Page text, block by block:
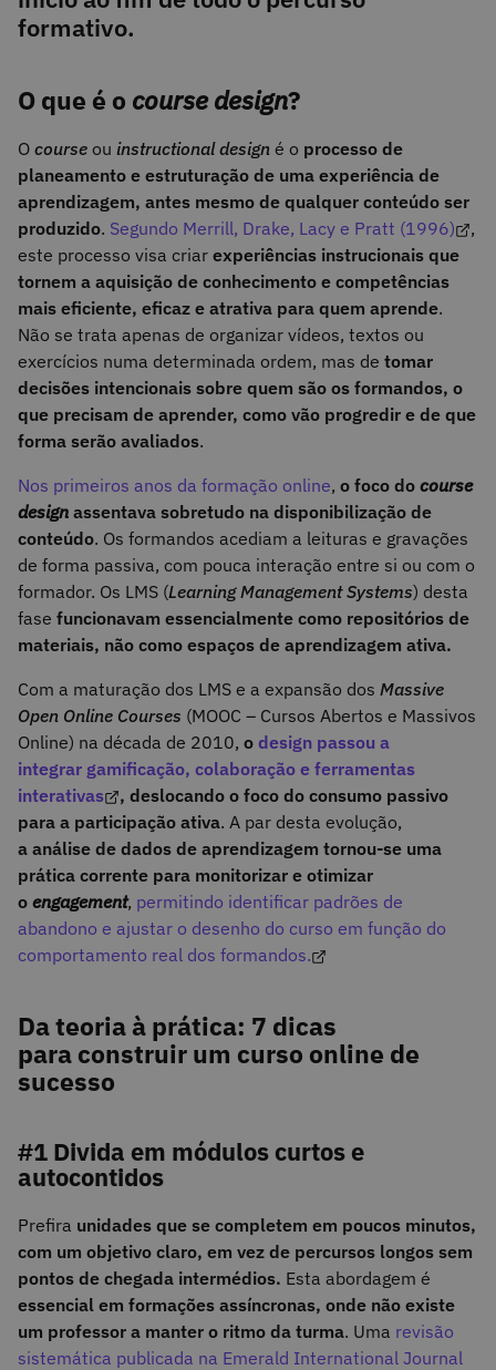
formativo.
O que é o course design?
O course ou instructional design é o processo de
planeamento e estruturação de uma experiência de
aprendizagem, antes mesmo de qualquer conteúdo ser
produzido. Segundo Merrill, Drake, Lacy e Pratt (1996)
,
este processo visa criar experiências instrucionais que
tornem a aquisição de conhecimento e competências
mais eficiente, eficaz e atrativa para quem aprende.
Não se trata apenas de organizar vídeos, textos ou
exercícios numa determinada ordem, mas de tomar
decisões intencionais sobre quem são os formandos, o
que precisam de aprender, como vão progredir e de que
forma serão avaliados.
Nos primeiros anos da formação online, o foco do course
design assentava sobretudo na disponibilização de
conteúdo. Os formandos acediam a leituras e gravações
de forma passiva, com pouca interação entre si ou com o
formador. Os LMS (Learning Management Systems) desta
fase funcionavam essencialmente como repositórios de
materiais, não como espaços de aprendizagem ativa.
Com a maturação dos LMS e a expansão dos Massive
Open Online Courses (MOOC – Cursos Abertos e Massivos
Online) na década de 2010, o design passou a
integrar gamificação, colaboração e ferramentas
interativas
, deslocando o foco do consumo passivo
para a participação ativa. A par desta evolução,
a análise de dados de aprendizagem tornou-se uma
prática corrente para monitorizar e otimizar
o engagement, permitindo identificar padrões de
abandono e ajustar o desenho do curso em função do
comportamento real dos formandos.
Da teoria à prática: 7 dicas
para construir um curso online de
sucesso
#1 Divida em módulos curtos e
autocontidos
Prefira unidades que se completem em poucos minutos,
com um objetivo claro, em vez de percursos longos sem
pontos de chegada intermédios. Esta abordagem é
essencial em formações assíncronas, onde não existe
um professor a manter o ritmo da turma. Uma revisão
sistemática publicada na Emerald International Journal